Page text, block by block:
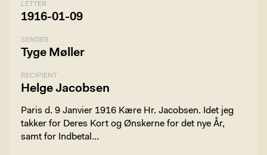
LETTER
1916-01-09
SENDER
Tyge Møller
RECIPIENT
Helge Jacobsen
Paris d. 9 Janvier 1916 Kære Hr. Jacobsen. Idet jeg
takker for Deres Kort og Ønskerne for det nye År,
samt for Indbetal…